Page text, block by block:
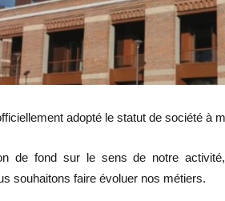
adopté le statut de société à
de fond sur le sens de notre
souhaitons faire évoluer nos métiers.